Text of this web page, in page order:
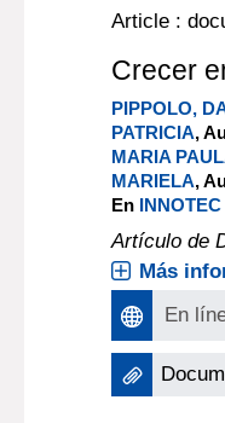
Article :
Crecer
PIPPOLO,
PATRICIA
MARIA
MARIELA
EnINNOTEC
Artículo de